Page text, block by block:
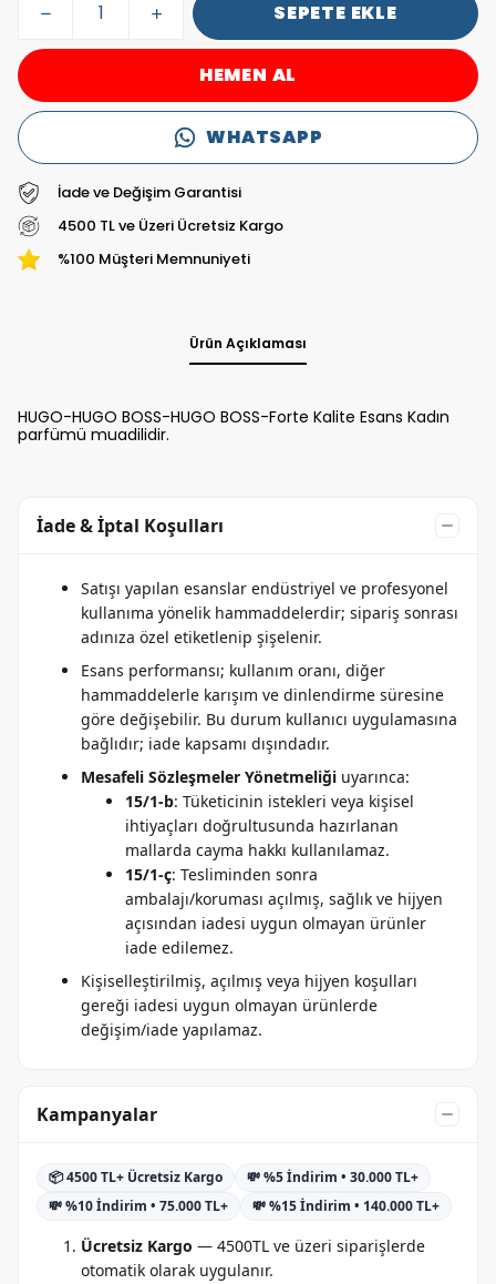
SEPETE EKLE
HEMEN AL
WHATSAPP
İade ve Değişim Garantisi
4500 TL ve Üzeri Ücretsiz Kargo
%100 Müşteri Memnuniyeti
Ürün Açıklaması
HUGO-HUGO BOSS-HUGO BOSS-Forte Kalite Esans Kadın
parfümü muadilidir.
İade & İptal Koşulları
Satışı yapılan esanslar endüstriyel ve profesyonel
kullanıma yönelik hammaddelerdir; sipariş sonrası
adınıza özel etiketlenip şişelenir.
Esans performansı; kullanım oranı, diğer
hammaddelerle karışım ve dinlendirme süresine
göre değişebilir. Bu durum kullanıcı uygulamasına
bağlıdır; iade kapsamı dışındadır.
Mesafeli Sözleşmeler Yönetmeliği uyarınca:
15/1-b: Tüketicinin istekleri veya kişisel
ihtiyaçları doğrultusunda hazırlanan
mallarda cayma hakkı kullanılamaz.
15/1-ç: Tesliminden sonra
ambalajı/koruması açılmış, sağlık ve hijyen
açısından iadesi uygun olmayan ürünler
iade edilemez.
Kişiselleştirilmiş, açılmış veya hijyen koşulları
gereği iadesi uygun olmayan ürünlerde
değişim/iade yapılamaz.
Kampanyalar
📦 4500 TL+ Ücretsiz Kargo
💸 %5 İndirim • 30.000 TL+
💸 %10 İndirim • 75.000 TL+
💸 %15 İndirim • 140.000 TL+
Ücretsiz Kargo — 4500TL ve üzeri siparişlerde
otomatik olarak uygulanır.